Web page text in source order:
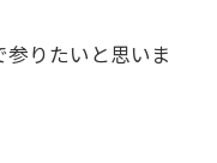
参りたいと思いま